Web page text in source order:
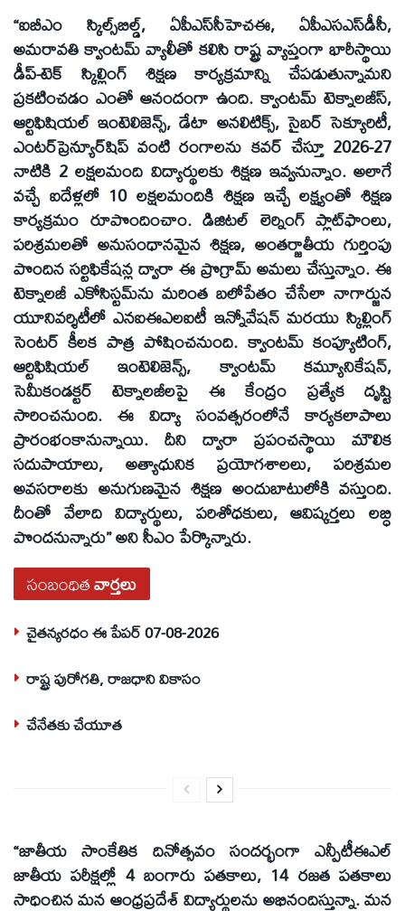
“ఐబీఎం స్కిల్స్‌బిల్డ్, ఏపీఎస్‌సీహెచఈ, ఏపీఎసఎస్‌డీసీ,
అమరావతి క్వాంటమ్ వ్యాలీతో కలిసి రాష్ట్ర వ్యాప్తంగా భారీస్థాయి
డీప్-టెక్ స్కిల్లింగ్ శిక్షణ కార్యక్రమాన్ని చేపడుతున్నామని
ప్రకటించడం ఎంతో ఆనందంగా ఉంది. క్వాంటమ్ టెక్నాలజీస్,
ఆర్టిఫిషియల్ ఇంటెలిజెన్స్, డేటా అనలిటిక్స్, సైబర్ సెక్యూరిటీ,
ఎంటర్‌ప్రెన్యూర్‌షిప్ వంటి రంగాలను కవర్ చేస్తూ 2026-27
నాటికి 2 లక్షలమంది విద్యార్థులకు శిక్షణ ఇవ్వనున్నాం. అలాగే
వచ్చే ఐదేళ్లలో 10 లక్షలమందికి శిక్షణ ఇచ్చే లక్ష్యంతో శిక్షణ
కార్యక్రమం రూపొందించాం. డిజిటల్ లెర్నింగ్ ప్లాట్‌ఫాంలు,
పరిశ్రమలతో అనుసంధానమైన శిక్షణ, అంతర్జాతీయ గుర్తింపు
పొందిన సర్టిఫికేషన్ల ద్వారా ఈ ప్రొగ్రామ్ అమలు చేస్తున్నాం. ఈ
టెక్నాలజీ ఎకోసిస్టమ్‌ను మరింత బలోపేతం చేసేలా నాగార్జున
యూనివర్శిటీలో ఎనఐఈఎలఐటీ ఇన్నోవేషన్ మరయు స్కిల్లింగ్
సెంటర్ కీలక పాత్ర పోషించనుంది. క్వాంటమ్ కంప్యూటింగ్,
ఆర్టిఫిషియల్ ఇంటెలిజెన్స్, క్వాంటమ్ కమ్యూనికేషన్,
సెమీకండక్టర్ టెక్నాలజీలపై ఈ కేంద్రం ప్రత్యేక దృష్టి
సారించనుంది. ఈ విద్యా సంవత్సరంలోనే కార్యకలాపాలు
ప్రారంభంకానున్నాయి. దీని ద్వారా ప్రపంచస్థాయి మౌలిక
సదుపాయాలు, అత్యాధునిక ప్రయోగశాలలు, పరిశ్రమల
అవసరాలకు అనుగుణమైన శిక్షణ అందుబాటులోకి వస్తుంది.
దీంతో వేలాది విద్యార్థులు, పరిశోధకులు, ఆవిష్కర్తలు లబ్ధి
పొందనున్నారు” అని సీఎం పేర్కొన్నారు.
సంబంధితవార్తలు
చైతన్యరధం ఈ పేపర్ 07-08-2026
రాష్ట్ర పురోగతి, రాజధాని వికాసం
చేనేతకు చేయూత
“జాతీయ సాంకేతిక దినోత్సవం సందర్భంగా ఎన్పీటీఈఎల్
జాతీయ పరీక్షల్లో 4 బంగారు పతకాలు, 14 రజత పతకాలు
సాధించిన మన ఆంధ్రప్రదేశ్ విద్యార్థులను అభినందిస్తున్నా. మన